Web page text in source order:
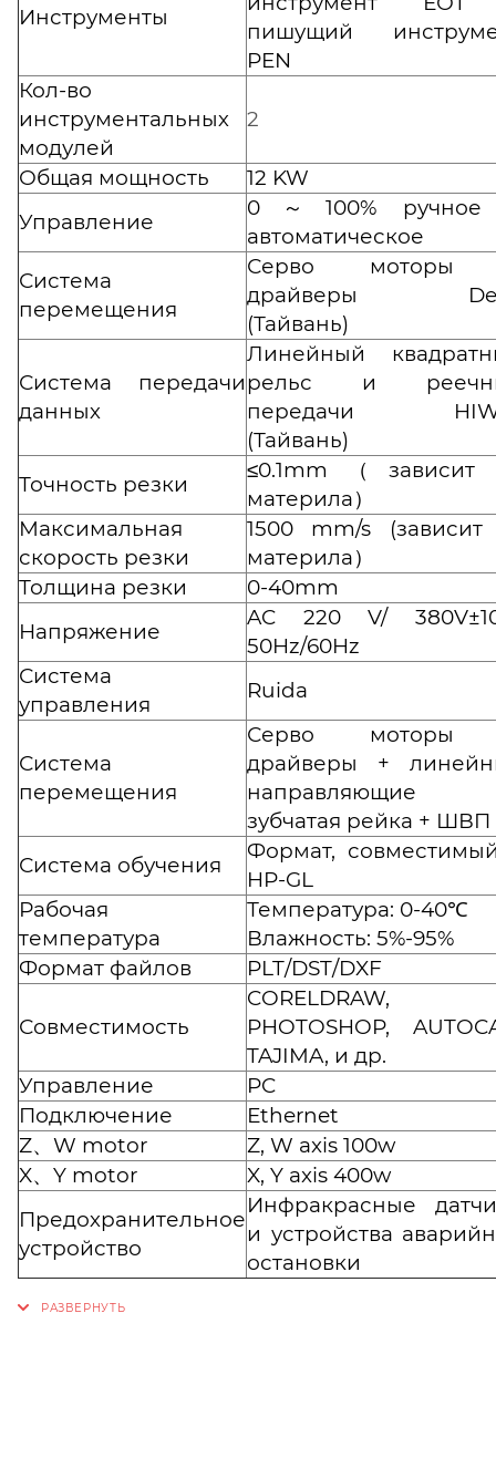
Инструменты
пишущий
PEN
Кол-во
инструментальных
модулей
2
Общая мощность
12 KW
Управление
0～100%
автоматическое
Система
перемещения
Серво
драйверы
(Тайвань)
Система передачи
данных
Линейный
рельс и
передачи
(Тайвань)
Точность резки
≤0.1mm（зависит
материла）
Максимальная
скорость резки
1500 mm/s (зависит
материла）
Толщина резки
0-40mm
Напряжение
AC 220 V/
50Hz/60Hz
Система
управления
Ruida
Система
перемещения
Серво
драйверы +
зубчатая рейка + ШВП
Система обучения
Формат,
HP-GL
Рабочая
температура
Температура: 0-40℃
Влажность: 5%-95%
Формат файлов
PLT/DST/DXF
Совместимость
CORELDRAW,
PHOTOSHOP,
TAJIMA, и др.
Управление
PC
Подключение
Еthernet
Z、W motor
Z, W axis 100w
X、Y motor
X, Y axis 400w
Предохранительное
устройство
Инфракрасные
и устройства
остановки